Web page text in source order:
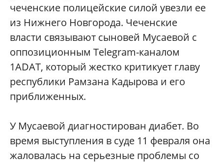
чеченские полицейские силой увезли ее
из Нижнего Новгорода. Чеченские
власти связывают сыновей Мусаевой с
оппозиционным Telegram-каналом
1ADAT, который жестко критикует главу
республики Рамзана Кадырова и его
приближенных.
У Мусаевой диагностирован диабет. Во
время выступления в суде 11 февраля она
жаловалась на серьезные проблемы со